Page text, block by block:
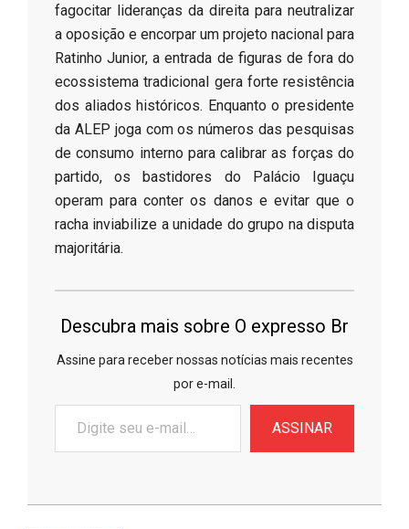
fagocitar lideranças da direita para neutralizar
a oposição e encorpar um projeto nacional para
Ratinho Junior, a entrada de figuras de fora do
ecossistema tradicional gera forte resistência
dos aliados históricos. Enquanto o presidente
da ALEP joga com os números das pesquisas
de consumo interno para calibrar as forças do
partido, os bastidores do Palácio Iguaçu
operam para conter os danos e evitar que o
racha inviabilize a unidade do grupo na disputa
majoritária.
Descubra mais sobre O expresso Br
Assine para receber nossas notícias mais recentes
por e-mail.
seu
e-
ASSINAR
2026-